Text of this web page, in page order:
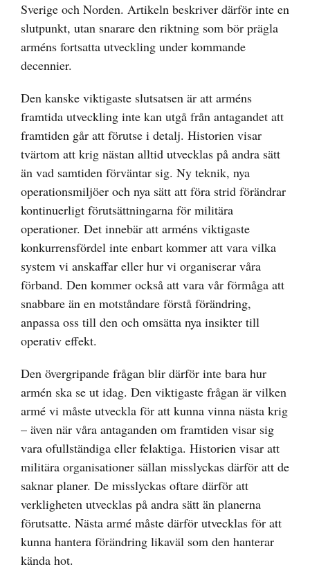
Sverige och Norden. Artikeln beskriver därför inte en
slutpunkt, utan snarare den riktning som bör prägla
arméns fortsatta utveckling under kommande
decennier.
Den kanske viktigaste slutsatsen är att arméns
framtida utveckling inte kan utgå från antagandet att
framtiden går att förutse i detalj. Historien visar
tvärtom att krig nästan alltid utvecklas på andra sätt
än vad samtiden förväntar sig. Ny teknik, nya
operationsmiljöer och nya sätt att föra strid förändrar
kontinuerligt förutsättningarna för militära
operationer. Det innebär att arméns viktigaste
konkurrensfördel inte enbart kommer att vara vilka
system vi anskaffar eller hur vi organiserar våra
förband. Den kommer också att vara vår förmåga att
snabbare än en motståndare förstå förändring,
anpassa oss till den och omsätta nya insikter till
operativ effekt.
Den övergripande frågan blir därför inte bara hur
armén ska se ut idag. Den viktigaste frågan är vilken
armé vi måste utveckla för att kunna vinna nästa krig
– även när våra antaganden om framtiden visar sig
vara ofullständiga eller felaktiga. Historien visar att
militära organisationer sällan misslyckas därför att de
saknar planer. De misslyckas oftare därför att
verkligheten utvecklas på andra sätt än planerna
förutsatte. Nästa armé måste därför utvecklas för att
kunna hantera förändring likaväl som den hanterar
kända hot.